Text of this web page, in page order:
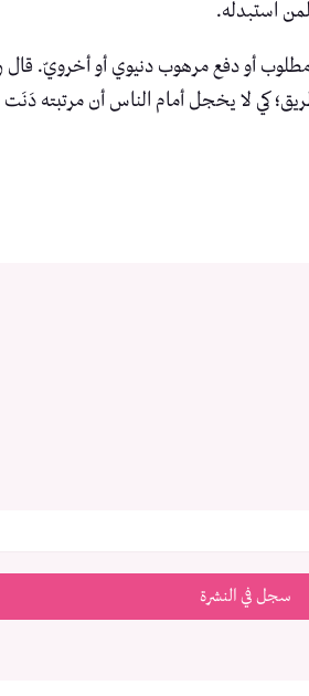
استبدله.
أو دفع مرهوب دنيوي أو أخرويّ.
كي لا يخجل أمام الناس أن مرتبته
سجل في النشرة